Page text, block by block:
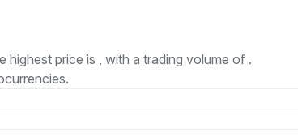
price is , with a trading volume of .